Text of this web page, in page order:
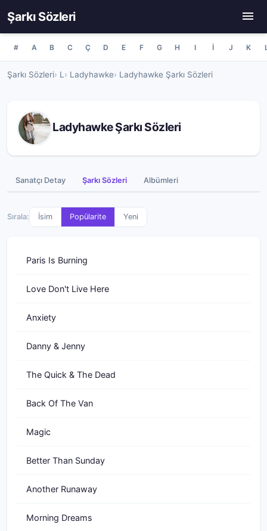
Şarkı Sözleri
# A B C Ç D E F G H I İ J K
Şarkı Sözleri L Ladyhawke Ladyhawke Şarkı Sözleri
Ladyhawke Şarkı Sözleri
Sanatçı Detay Şarkı Sözleri Albümleri
Sırala: İsim Popülarite Yeni
Paris Is Burning
Love Don't Live Here
Anxiety
Danny & Jenny
The Quick & The Dead
Back Of The Van
Magic
Better Than Sunday
Another Runaway
Morning Dreams